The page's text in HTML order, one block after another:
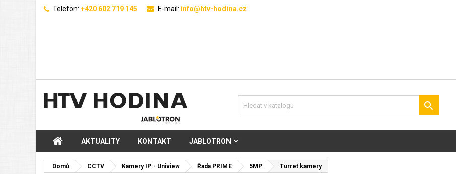
Telefon: +420 602 719 145 E-mail: info@htv-hodina.cz

AKTUALITY KONTAKT JABLOTRON
Domů CCTV Kamery IP - Uniview Řada PRIME 5MP Turret kamery